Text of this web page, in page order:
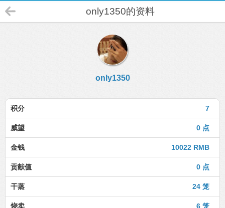
only1350的资料
only1350
7
积分
0 点
威望
10022 RMB
金钱
0 点
贡献值
24 笼
干蒸
6 笼
烧卖